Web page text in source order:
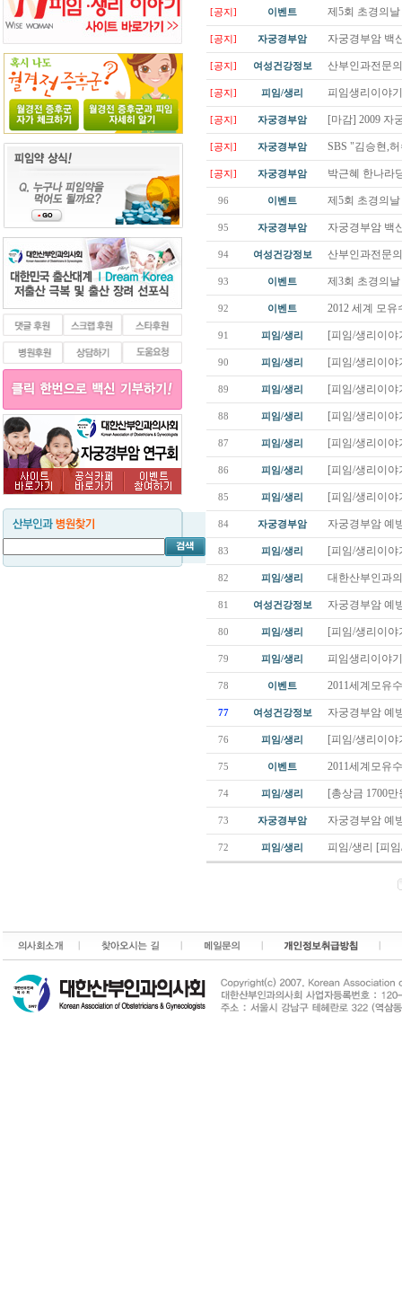
[공지] 이벤트 제5회 초경의
[공지] 자궁경부암 자궁경부암 백
[공지] 여성건강정보 산부인과전문
[공지] 피임/생리 피임생리이야
[공지] 자궁경부암 [마감] 2009 자
[공지] 자궁경부암 SBS "김승현,
[공지] 자궁경부암 박근혜 한나라
96 이벤트 제5회 초경의
95 자궁경부암 자궁경부암 백
94 여성건강정보 산부인과전문
93 이벤트 제3회 초경의
92 이벤트 2012 세계 모
91 피임/생리 [피임/생리이
90 피임/생리 [피임/생리이
89 피임/생리 [피임/생리이
88 피임/생리 [피임/생리이
87 피임/생리 [피임/생리이
86 피임/생리 [피임/생리이
85 피임/생리 [피임/생리이
84 자궁경부암 자궁경부암 예
83 피임/생리 [피임/생리이
82 피임/생리 대한산부인과
81 여성건강정보 자궁경부암 예
80 피임/생리 [피임/생리이
79 피임/생리 피임생리이야
78 이벤트 2011세계모유
77 여성건강정보 자궁경부암 예
76 피임/생리 [피임/생리이
75 이벤트 2011세계모유
74 피임/생리 [총상금 1700
73 자궁경부암 자궁경부암 예
72 피임/생리 피임/생리 [피